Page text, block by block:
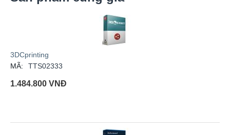
3DCprinting
MÃ:
TTS02333
1.484.800 VNĐ